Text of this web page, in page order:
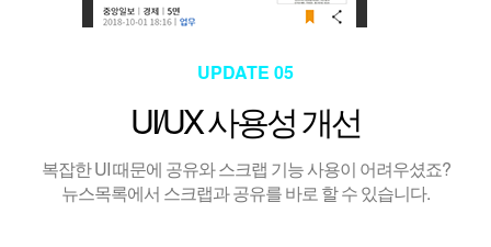
UPDATE 05
UI/UX 사용성 개선
복잡한 UI 때문에 공유와 스크랩 기능 사용이 어려우셨죠?
뉴스목록에서 스크랩과 공유를 바로 할 수 있습니다.